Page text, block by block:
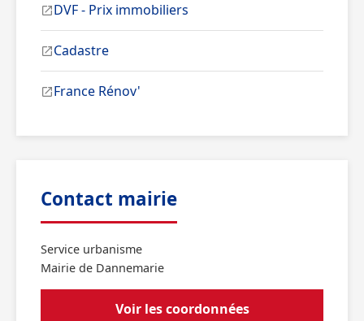
DVF - Prix immobiliers
Cadastre
France Rénov'
Contact mairie
Service urbanisme
Mairie de Dannemarie
Voir les coordonnées